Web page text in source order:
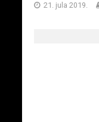
21. jula 2019.